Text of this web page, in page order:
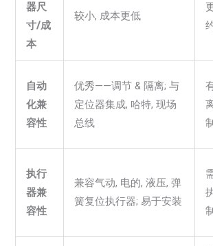
器尺
寸/成
本
较小, 成本更低
自动
化兼
容性
优秀——调节 & 隔离; 与
定位器集成, 哈特, 现场
总线
制
执行
器兼
容性
兼容气动, 电的, 液压, 弹
簧复位执行器; 易于安装